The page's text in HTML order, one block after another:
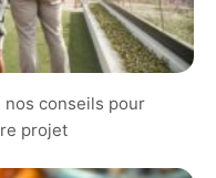
conseils pour
projet